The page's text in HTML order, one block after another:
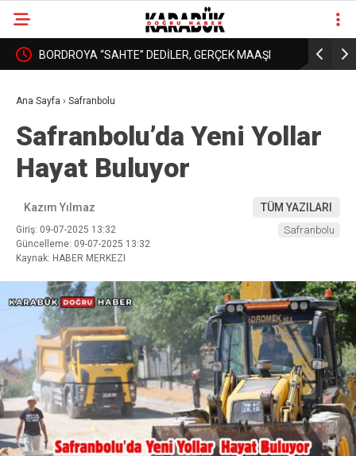
YURT BORDROYA “SAHTE” DEDİLER, GERÇEK MAAŞI
Ana Sayfa › Safranbolu
Safranbolu’da Yeni Yollar
Hayat Buluyor
Kazım Yılmaz TÜM YAZILARI
Giriş: 09-07-2025 13:32
Güncelleme: 09-07-2025 13:32
Kaynak: HABER MERKEZI
Safranbolu